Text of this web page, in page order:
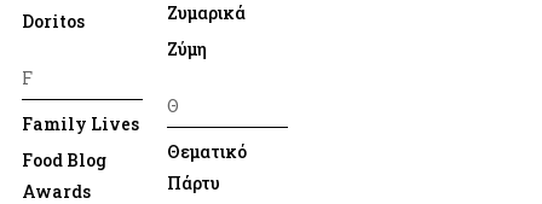
Doritos
F
Family Lives
Food Blog
Awards
Ζυμαρικά
Ζύμη
Θ
Θεματικό
Πάρτυ